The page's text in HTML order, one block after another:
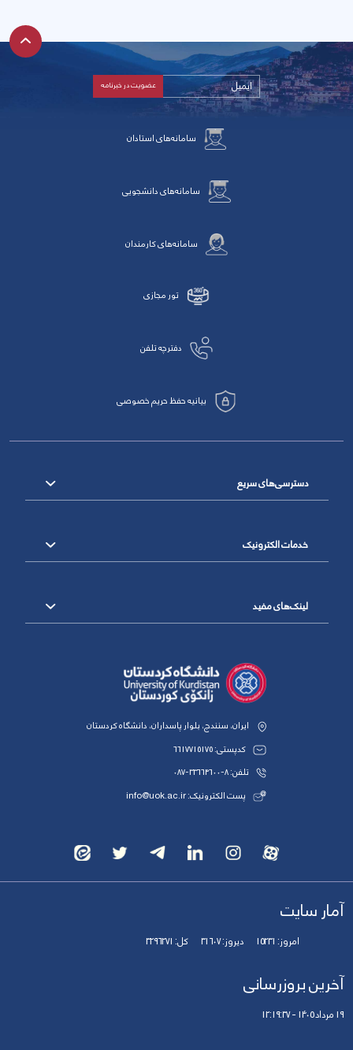
سامانه‌های استادان
سامانه‌های دانشجویی
سامانه‌های کارمندان
تور مجازی
دفترچه تلفن
بیانیه حفظ حریم خصوصی
دسترسی‌های سریع
خدمات الکترونیک
لینک‌های مفید
ایران، سنندج، بلوار پاسداران، دانشگاه کردستان
کدپستی: 6617715175
تلفن: 8-33664600-087
پست الکترونیک: info@uok.ac.ir
آمار سایت
امروز:15231 دیروز:31607 کل:3296271
آخرین بروزرسانی
19 مرداد 1405 - 12:19:37